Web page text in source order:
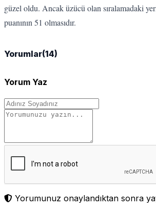
güzel oldu. Ancak üzücü olan sıralamadaki
puanının 51 olmasıdır.
Yorumlar(14)
Yorum Yaz
Yorumunuz onaylandıktan sonra